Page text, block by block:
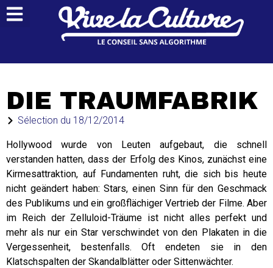
DIE TRAUMFABRIK
Sélection du 18/12/2014
Hollywood wurde von Leuten aufgebaut, die schnell
verstanden hatten, dass der Erfolg des Kinos, zunächst eine
Kirmesattraktion, auf Fundamenten ruht, die sich bis heute
nicht geändert haben: Stars, einen Sinn für den Geschmack
des Publikums und ein großflächiger Vertrieb der Filme. Aber
im Reich der Zelluloid-Träume ist nicht alles perfekt und
mehr als nur ein Star verschwindet von den Plakaten in die
Vergessenheit, bestenfalls. Oft endeten sie in den
Klatschspalten der Skandalblätter oder Sittenwächter.